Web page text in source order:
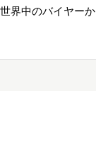
界中のバイヤーか